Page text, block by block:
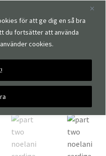
för att ge dig en så bra
du fortsätter att använda
cookies.
Two Noelani Kofta
🔍